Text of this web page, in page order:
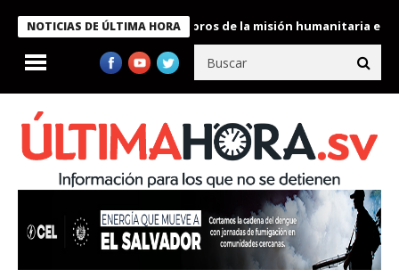
NOTICIAS DE ÚLTIMA HORA
Bukele condecora a miembros de la misión humanitaria enviada